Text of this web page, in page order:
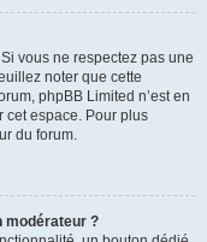
vous ne respectez pas une
noter que cette
phpBB Limited n’est en
cet espace. Pour plus
du forum.
modérateur ?